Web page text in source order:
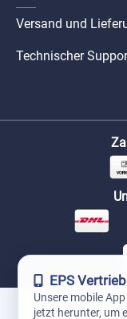
Versand und
Technischer
EPS
Unsere mobile
jetzt herunter, um